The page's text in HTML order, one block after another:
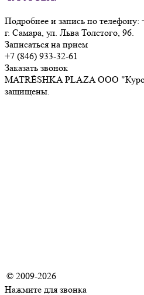
Подробнее и запись по телефону:
г. Самара, ул. Льва Толстого, 96.
Записаться на прием
+7 (846) 933-32-61
Заказать звонок
MATRЁSHKA PLAZA ООО
защищены.
© 2009-2026
Нажмите для звонка